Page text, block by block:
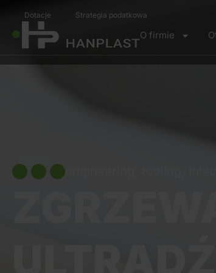
Dotacje Strategia podatkowa
O firmie